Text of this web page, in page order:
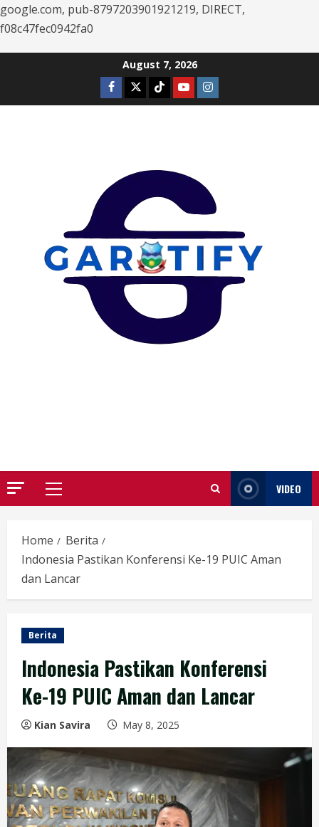
google.com, pub-8797203901921219, DIRECT,
f08c47fec0942fa0
August 7, 2026
Facebook
TwitterTiktokYoutubeInstagram
Primary
VIDEO
Home
Berita
Indonesia Pastikan Konferensi Ke-19 PUIC Aman
dan Lancar
Berita
Indonesia Pastikan Konferensi
Ke-19 PUIC Aman dan Lancar
Kian Savira May 8, 2025